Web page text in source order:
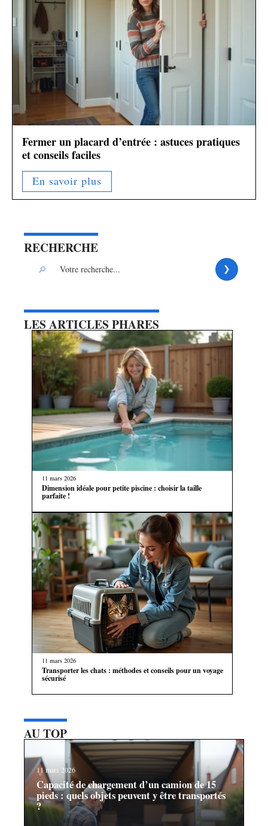
Fermer un placard d’entrée : astuces pratiques
et conseils faciles
En savoir plus
RECHERCHE
LES ARTICLES PHARES
11 mars 2026
Dimension idéale pour petite piscine : choisir la taille
parfaite !
11 mars 2026
Transporter les chats : méthodes et conseils pour un voyage
sécurisé
AU TOP
11 mars 2026
Capacité de chargement d’un camion de 15
pieds : quels objets peuvent y être transportés
?